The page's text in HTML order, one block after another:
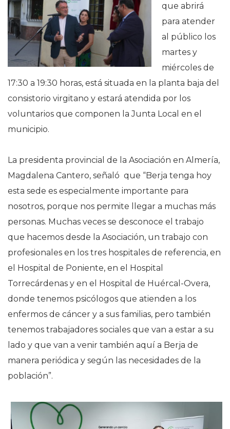
que abrirá
para atender
al público los
martes y
miércoles de
17:30 a 19:30 horas, está situada en la planta baja del
consistorio virgitano y estará atendida por los
voluntarios que componen la Junta Local en el
municipio.
La presidenta provincial de la Asociación en Almería,
Magdalena Cantero, señaló que “Berja tenga hoy
esta sede es especialmente importante para
nosotros, porque nos permite llegar a muchas más
personas. Muchas veces se desconoce el trabajo
que hacemos desde la Asociación, un trabajo con
profesionales en los tres hospitales de referencia, en
el Hospital de Poniente, en el Hospital
Torrecárdenas y en el Hospital de Huércal-Overa,
donde tenemos psicólogos que atienden a los
enfermos de cáncer y a sus familias, pero también
tenemos trabajadores sociales que van a estar a su
lado y que van a venir también aquí a Berja de
manera periódica y según las necesidades de la
población”.